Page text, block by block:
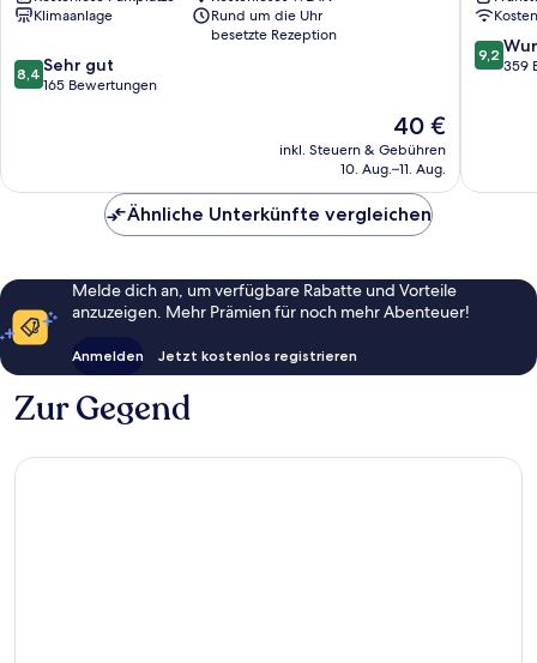
Klimaanlage
Rund um die Uhr
besetzte Rezeption
8.4
von
Bewertungen
8,4 Sehr gut
165 Bewertungen
Der
Preis
beträgt
40 €
inkl. Steuern & Gebühren
10. Aug.–11. Aug.
9.2
von
9,2
359
Ähnliche Unterkünfte vergleichen
Melde dich an, um verfügbare Rabatte und Vorteile
anzuzeigen. Mehr Prämien für noch mehr Abenteuer!
Anmelden Jetzt kostenlos registrieren
Zur Gegend